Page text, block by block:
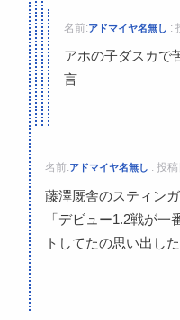
名前:アドマイヤ名無し :
アホの子ダスカで
言
名前:アドマイヤ名無し : 投
藤澤厩舎のスティン
「デビュー1.2戦が
トしてたの思い出した